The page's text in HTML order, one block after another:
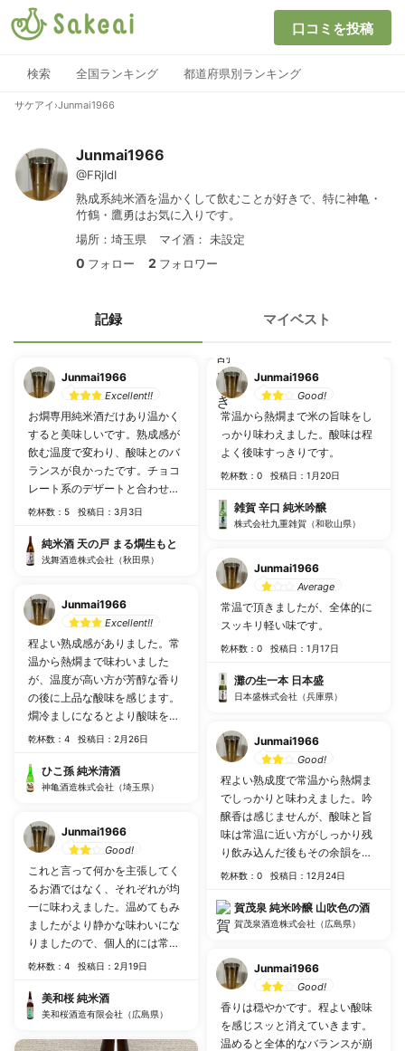
口コミを投稿
検索 全国ランキング 都道府県別ランキング
サケアイ ›Junmai1966
Junmai1966
@FRjIdI
熟成系純米酒を温かくして飲むことが好きで、特に神亀・
竹鶴・鷹勇はお気に入りです。
場所：埼玉県
マイ酒： 未設定
0 フォロー 2 フォロワー
記録 マイベスト
Junmai1966
Excellent!!
お燗専用純米酒だけあり温かく
すると美味しいです。熟成感が
飲む温度で変わり、酸味とのバ
ランスが良かったです。チョコ
レート系のデザートと合わせて
もいけますよ。お値段もお手頃
乾杯数：5 投稿日：3月3日
純米酒 天の戸 まる燗生もと
浅舞酒造株式会社（秋田県）
Junmai1966
Excellent!!
程よい熟成感がありました。常
温から熱燗まで味わいました
が、温度が高い方が芳醇な香り
の後に上品な酸味を感じます。
燗冷ましになるとより酸味を感
じましたが最後まで美味しくい
乾杯数：4 投稿日：2月26日
ひこ孫 純米清酒
神亀酒造株式会社（埼玉県）
Junmai1966
Good!
これと言って何かを主張してく
るお酒ではなく、それぞれが均
一に味わえました。温めてもみ
ましたがより静かな味わいにな
りましたので、個人的には常温
以下がおすすめです。
乾杯数：4 投稿日：2月19日
美和桜 純米酒
美和桜酒造有限会社（広島県）
Junmai1966
Good!
常温から熱燗まで米の旨味をし
っかり味わえました。酸味は程
よく後味すっきりです。
乾杯数：0 投稿日：1月20日
雑賀 辛口 純米吟醸
株式会社九重雑賀（和歌山県）
Junmai1966
Average
常温で頂きましたが、全体的に
スッキリ軽い味です。
乾杯数：0 投稿日：1月17日
灘の生一本 日本盛
日本盛株式会社（兵庫県）
Junmai1966
Good!
程よい熟成度で常温から熱燗ま
でしっかりと味わえました。吟
醸香は感じませんが、酸味と旨
味は常温に近い方がしっかり残
り飲み込んだ後もその余韻を感
じます。
乾杯数：0 投稿日：12月24日
賀茂泉 純米吟醸 山吹色の酒
賀茂泉酒造株式会社（広島県）
Junmai1966
Good!
香りは穏やかです。程よい酸味
を感じスッと消えていきます。
温めると全体的なバランスが崩